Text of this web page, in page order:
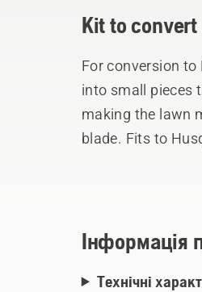
Kit to
For conversion
into small pieces
making the lawn
blade. Fits to
Інформація
Технічні